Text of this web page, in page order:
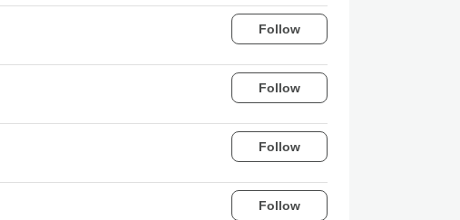
Follow
Follow
Follow
Follow